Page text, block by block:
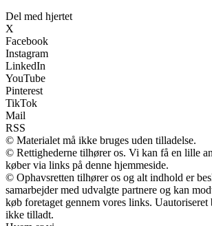
Del med hjertet
X
Facebook
Instagram
LinkedIn
YouTube
Pinterest
TikTok
Mail
RSS
© Materialet må ikke bruges uden tilladelse.
© Rettighederne tilhører os. Vi kan få en lille
køber via links på denne hjemmeside.
© Ophavsretten tilhører os og alt indhold er
samarbejder med udvalgte partnere og kan
køb foretaget gennem vores links.
ikke tilladt.